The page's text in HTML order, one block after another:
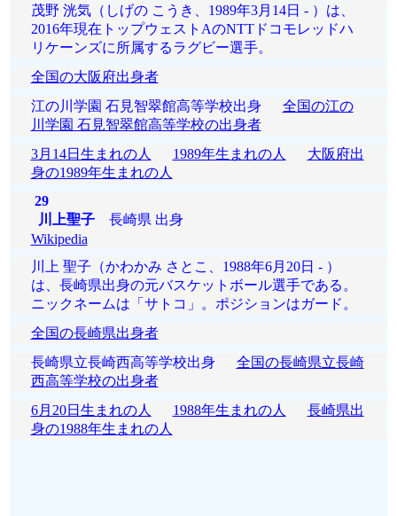
茂野 洸気（しげの こうき、1989年3月14日 - ）は、
2016年現在トップウェストAのNTTドコモレッドハ
リケーンズに所属するラグビー選手。
全国の大阪府出身者
江の川学園 石見智翠館高等学校出身 全国の江の
川学園 石見智翠館高等学校の出身者
3月14日生まれの人
1989年生まれの人
大阪府出
身の1989年生まれの人
29
川上聖子長崎県 出身
Wikipedia
川上 聖子（かわかみ さとこ、1988年6月20日 - ）
は、長崎県出身の元バスケットボール選手である。
ニックネームは「サトコ」。ポジションはガード。
全国の長崎県出身者
長崎県立長崎西高等学校出身 全国の長崎県立長崎
西高等学校の出身者
6月20日生まれの人
1988年生まれの人
長崎県出
身の1988年生まれの人